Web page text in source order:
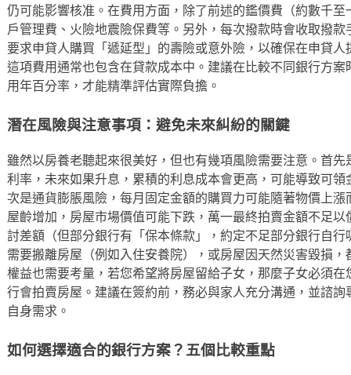
仍可能影響核准。在費用方面，除了前述的鑑價費（約數千
戶管理費、火險地震險保費等。另外，每次撥款時會收取撥
要求申貸人購買「遞延型」的壽險或意外險，以確保在申貸
這項費用通常也包含在貸款成本中。建議在比較不同銀行方
用年百分率，才能精準評估實際負擔。
潛在風險與注意事項：避免未來糾紛的關鍵
雖然以房養老聽起來很美好，但也有幾項風險需要注意。首
利率，未來如果升息，累積的利息成本會更高，可能導致可
次是通貨膨脹風險，每月固定金額的購買力可能隨著物價上
屋齡增加，房屋市場價值可能下跌，萬一最終拍賣金額不足
討差額（但部分銀行有「保本條款」，約定不足部分銀行自
需要搬離房屋（例如入住安養院），或房屋因天然災害毀損
權益也需要考量，若您希望將房屋留給子女，那麼子女必須
行會拍賣房屋。建議在簽約前，務必與家人充分溝通，並諮
自身需求。
如何選擇適合的銀行方案？五個比較重點